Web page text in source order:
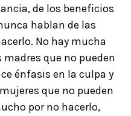
de los beneficios
hablan de las
No hay mucha
que no pueden
énfasis en la culpa y
que no pueden
por no hacerlo,